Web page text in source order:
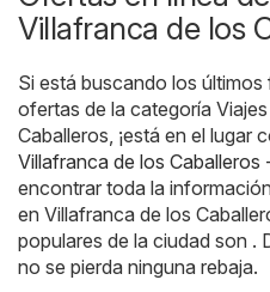
Villafranca de los
Si está buscando los
ofertas de la categoría
Caballeros, ¡está en el lugar
Villafranca de los Caballeros
encontrar toda la
en Villafranca de los
populares de la ciudad son
no se pierda ninguna rebaja.